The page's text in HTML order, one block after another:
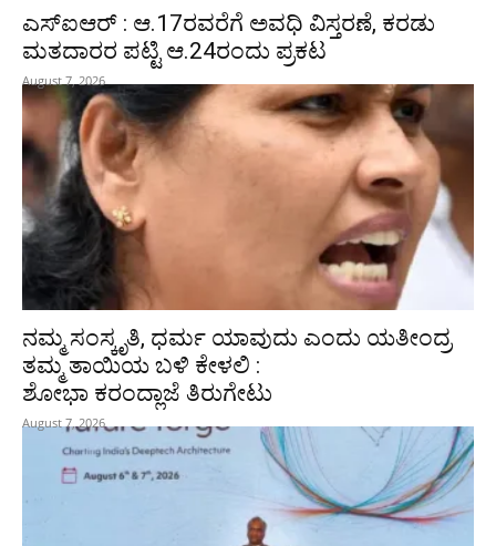
ಎಸ್‌ಐಆರ್‌ : ಆ.17ರವರೆಗೆ ಅವಧಿ ವಿಸ್ತರಣೆ, ಕರಡು
ಮತದಾರರ ಪಟ್ಟಿ ಆ.24ರಂದು ಪ್ರಕಟ
August 7, 2026
ನಮ್ಮ ಸಂಸ್ಕೃತಿ, ಧರ್ಮ ಯಾವುದು ಎಂದು ಯತೀಂದ್ರ
ತಮ್ಮ ತಾಯಿಯ ಬಳಿ ಕೇಳಲಿ :
ಶೋಭಾ ಕರಂದ್ಲಾಜೆ ತಿರುಗೇಟು
August 7, 2026